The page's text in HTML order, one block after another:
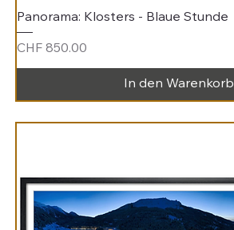
Panorama: Klosters - Blaue Stunde
Preis
CHF 850.00
In den Warenkorb